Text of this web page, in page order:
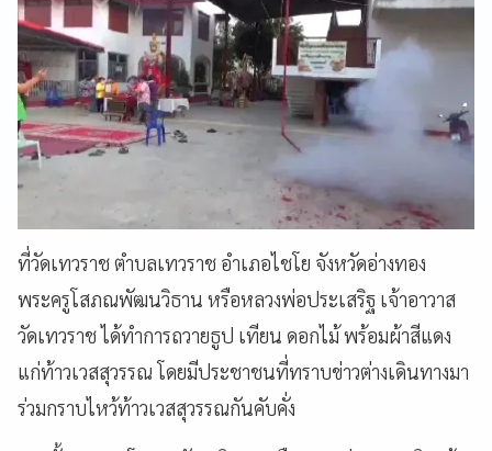
ที่วัดเทวราช ตำบลเทวราช อำเภอไชโย จังหวัดอ่างทอง
พระครูโสภณพัฒนวิธาน หรือหลวงพ่อประเสริฐ เจ้าอาวาส
วัดเทวราช ได้ทำการถวายธูป เทียน ดอกไม้ พร้อมผ้าสีแดง
แก่ท้าวเวสสุวรรณ โดยมีประชาชนที่ทราบข่าวต่างเดินทางมา
ร่วมกราบไหว้ท้าวเวสสุวรรณกันคับคั่ง